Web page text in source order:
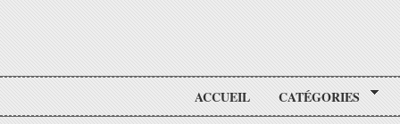
ACCUEIL CATÉGORIES